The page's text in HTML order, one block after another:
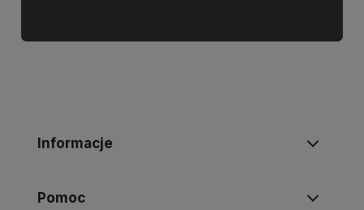
Informacje
Pomoc